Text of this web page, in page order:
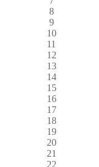
8
9
10
11
12
13
14
15
16
17
18
19
20
21
22